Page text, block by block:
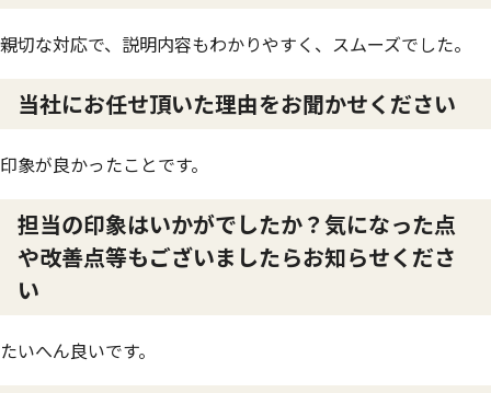
親切な対応で、説明内容もわかりやすく、スムーズでした。
当社にお任せ頂いた理由をお聞かせください
印象が良かったことです。
担当の印象はいかがでしたか？気になった点
や改善点等もございましたらお知らせくださ
い
たいへん良いです。